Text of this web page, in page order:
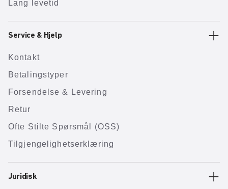
Lang levetid
Service & Hjelp
Kontakt
Betalingstyper
Forsendelse & Levering
Retur
Ofte Stilte Spørsmål (OSS)
Tilgjengelighetserklæring
Juridisk